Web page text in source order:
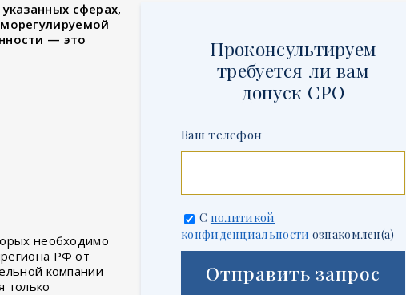
сферах,
— это
необходимо
РФ от
компании
только
Проконсультируем
требуется ли вам
допуск СРО
Ваш телефон
С политикой
конфиденциальности ознакомлен(а)
Отправить запрос